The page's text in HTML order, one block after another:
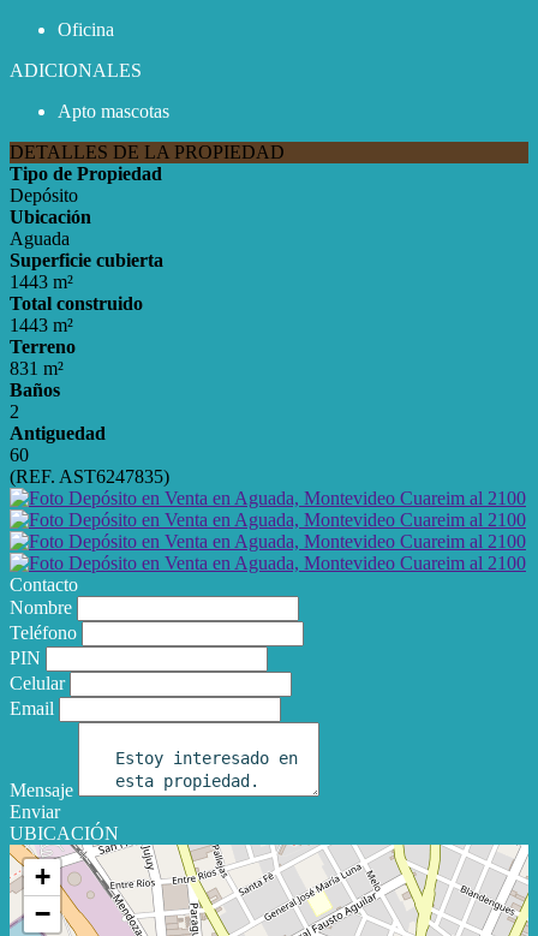
Oficina
ADICIONALES
Apto mascotas
DETALLES DE LA PROPIEDAD
Tipo de Propiedad
Depósito
Ubicación
Aguada
Superficie cubierta
1443 m²
Total construido
1443 m²
Terreno
831 m²
Baños
2
Antiguedad
60
(REF. AST6247835)
Contacto
Nombre
Teléfono
PIN
Celular
Email
Mensaje
Enviar
UBICACIÓN
+
−